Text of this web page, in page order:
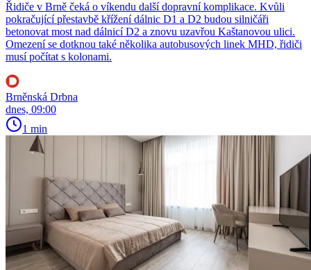
Řidiče v Brně čeká o víkendu další dopravní komplikace. Kvůli
pokračující přestavbě křížení dálnic D1 a D2 budou silničáři
betonovat most nad dálnicí D2 a znovu uzavřou Kaštanovou ulici.
Omezení se dotknou také několika autobusových linek MHD, řidiči
musí počítat s kolonami.
Brněnská Drbna
dnes, 09:00
1 min